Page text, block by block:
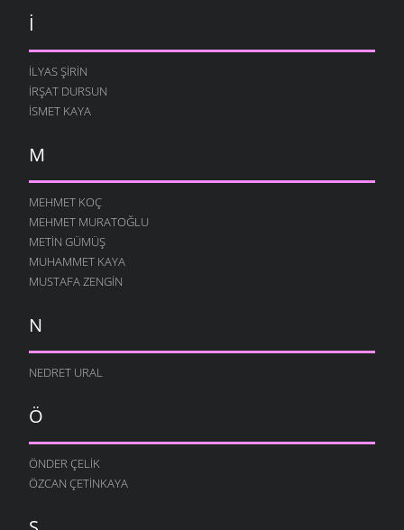
I
İLYAS ŞIRIN
İRŞAT DURSUN
ISMET KAYA
M
MEHMET KOÇ
MEHMET MURATOĞLU
METIN GÜMÜŞ
MUHAMMET KAYA
MUSTAFA ZENGIN
N
NEDRET URAL
Ö
ÖNDER ÇELIK
ÖZCAN ÇETINKAYA